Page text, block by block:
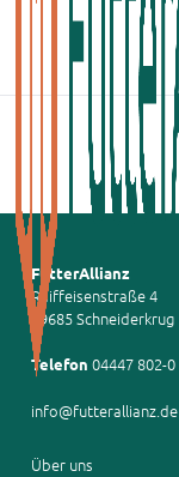
FutterAllianz
Raiffeisenstraße 4
49685 Schneiderkrug
Telefon 04447 802-0
info@futterallianz.de
Über uns